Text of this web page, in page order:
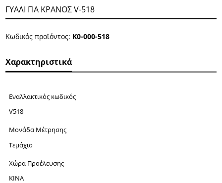
ΓΥΑΛΙ ΓΙΑ ΚΡΑΝΟΣ V-518
Κωδικός προϊόντος: Κ0-000-518
Χαρακτηριστικά
Εναλλακτικός κωδικός
V518
Μονάδα Μέτρησης
Τεμάχιο
Χώρα Προέλευσης
ΚΙΝΑ